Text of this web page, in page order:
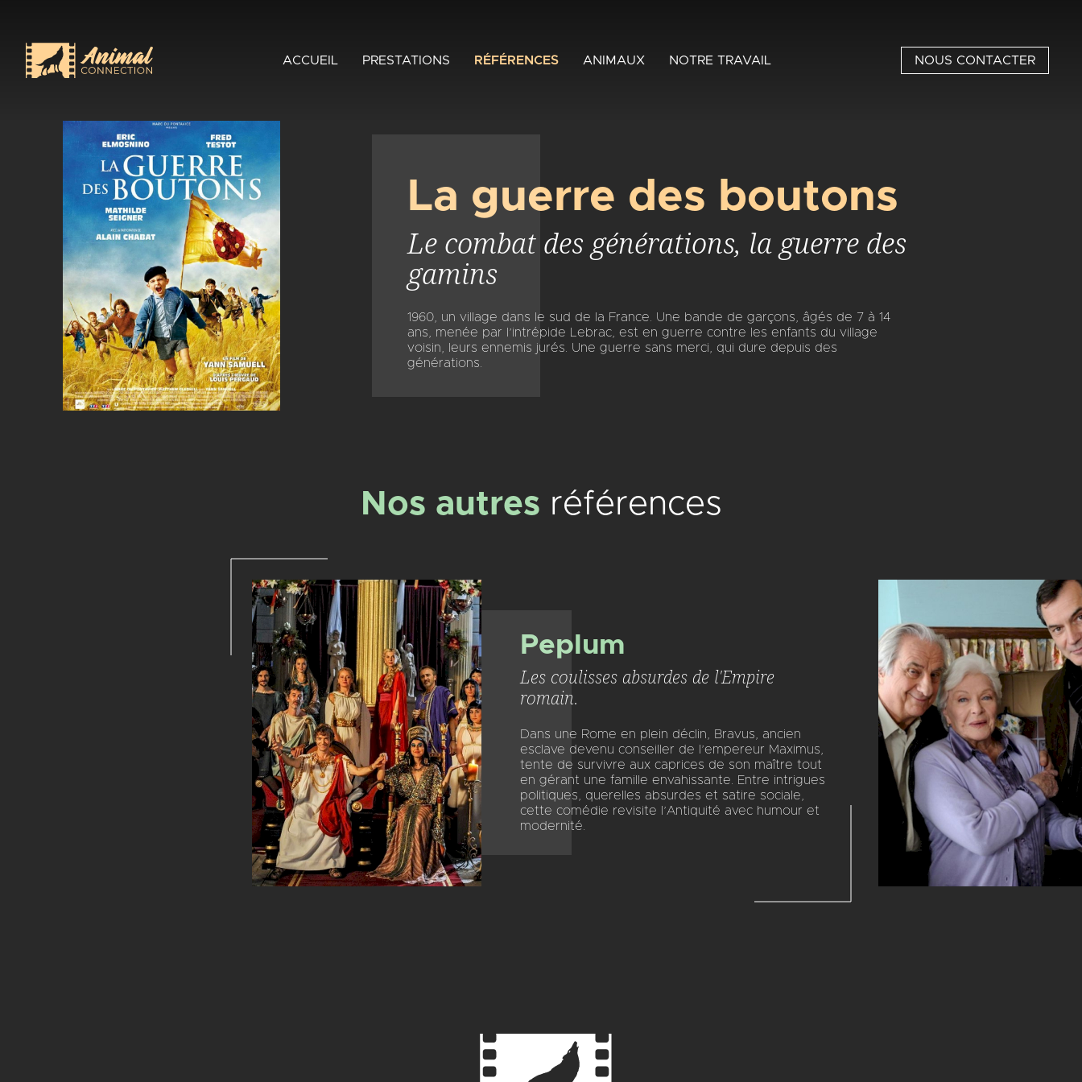
ACCUEIL PRESTATIONS RÉFÉRENCES ANIMAUX NOTRE TRAVAIL NOUS CONTACTER
La guerre des boutons
Le combat des générations, la guerre des
gamins
1960, un village dans le sud de la France. Une bande de garçons, âgés de 7 à 14
ans, menée par l’intrépide Lebrac, est en guerre contre les enfants du village
voisin, leurs ennemis jurés. Une guerre sans merci, qui dure depuis des
générations.
Nos autres références
Peplum
Les coulisses absurdes de l'Empire
romain.
Dans une Rome en plein déclin, Bravus, ancien
esclave devenu conseiller de l’empereur Maximus,
tente de survivre aux caprices de son maître tout
en gérant une famille envahissante. Entre intrigues
politiques, querelles absurdes et satire sociale,
cette comédie revisite l’Antiquité avec humour et
modernité.